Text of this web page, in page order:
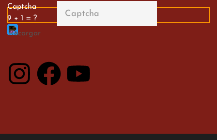
Captcha
9 + 1 = ?